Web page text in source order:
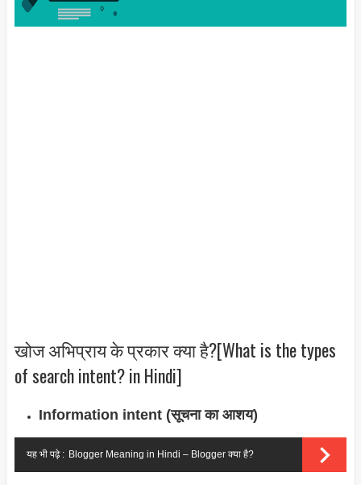
खोज अभिप्राय के प्रकार क्या है?[What is the types
of search intent? in Hindi]
Information intent (सूचना का आशय)
यह भी पढ़े : Blogger Meaning in Hindi – Blogger क्या है?